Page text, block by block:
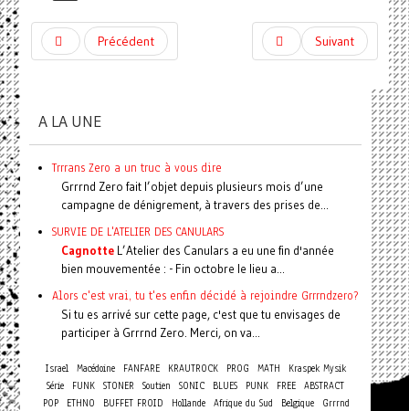
Précédent Suivant
A LA UNE
Trrrans Zero a un truc à vous dire
Grrrnd Zero fait l’objet depuis plusieurs mois d’une
campagne de dénigrement, à travers des prises de...
SURVIE DE L'ATELIER DES CANULARS
CagnotteL’Atelier des Canulars a eu une fin d'année
bien mouvementée : - Fin octobre le lieu a...
Alors c'est vrai, tu t'es enfin décidé à rejoindre Grrrndzero?
Si tu es arrivé sur cette page, c'est que tu envisages de
participer à Grrrnd Zero. Merci, on va...
Israel Macédoine FANFARE KRAUTROCK PROG MATH
Kraspek Mysik
Série
FUNK STONER Soutien SONIC BLUES PUNK FREE ABSTRACT
POP
ETHNO BUFFET FROID Hollande Afrique du Sud Belgique
Grrrnd